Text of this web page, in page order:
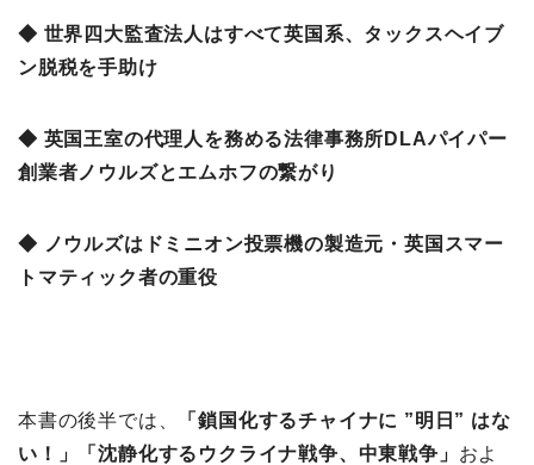
◆ 世界四大監査法人はすべて英国系、タックスヘイブ
ン脱税を手助け
◆ 英国王室の代理人を務める法律事務所DLAパイパー
創業者ノウルズとエムホフの繋がり
◆ ノウルズはドミニオン投票機の製造元・英国スマー
トマティック者の重役
本書の後半では、
「鎖国化するチャイナに ”明日” はな
い！」「沈静化するウクライナ戦争、中東戦争」 およ